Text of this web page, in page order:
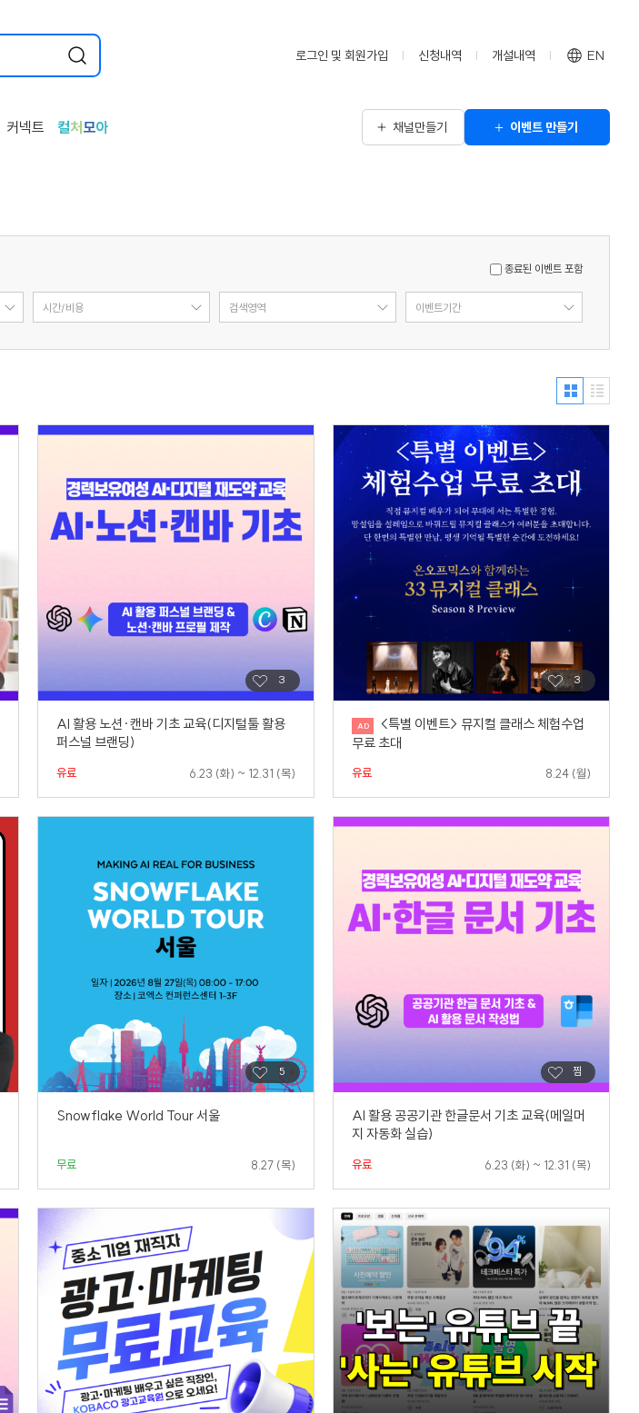
로그인 및 회원가입 신청내역 개설내역 EN
커넥트 컬처 모아 채널만들기 이벤트 만들기
종료된 이벤트 포함
시간/비용 검색영역 이벤트기간
AI 활용 노션·캔바 기초 교육(디지털툴 활용
퍼스널 브랜딩)
유료 6.23 (화) ~ 12.31 (목)
<특별 이벤트> 뮤지컬 클래스 체험수업
무료 초대
유료 8.24 (월)
Snowflake World Tour 서울
무료 8.27 (목)
AI 활용 공공기관 한글문서 기초 교육(메일머
지 자동화 실습)
유료 6.23 (화) ~ 12.31 (목)